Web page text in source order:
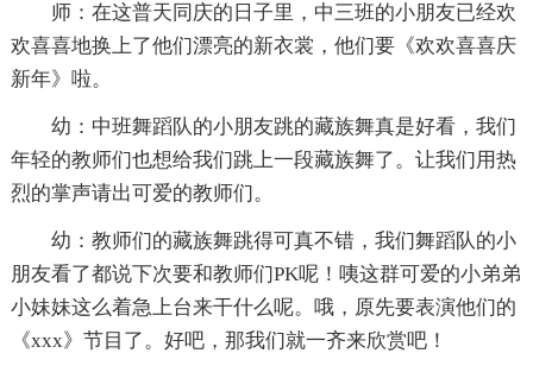
师：在这普天同庆的日子里，中三班的小朋友已经欢
欢喜喜地换上了他们漂亮的新衣裳，他们要《欢欢喜喜庆
新年》啦。
幼：中班舞蹈队的小朋友跳的藏族舞真是好看，我们
年轻的教师们也想给我们跳上一段藏族舞了。让我们用热
烈的掌声请出可爱的教师们。
幼：教师们的藏族舞跳得可真不错，我们舞蹈队的小
朋友看了都说下次要和教师们PK呢！咦这群可爱的小弟弟
小妹妹这么着急上台来干什么呢。哦，原先要表演他们的
《xxx》节目了。好吧，那我们就一齐来欣赏吧！